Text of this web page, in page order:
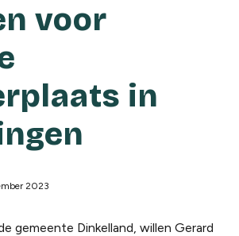
voor
in
2023
gemeente Dinkelland, willen Gerard